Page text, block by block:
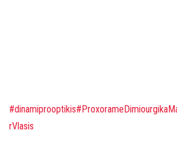
#dinamiprooptikis
rVlasis